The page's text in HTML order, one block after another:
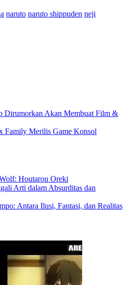
naruto naruto shippuden neji
Dirumorkan Akan Membuat Film &
Family Merilis Game Konsol
Houtarou Oreki
Arti dalam Absurditas dan
Antara Ilusi, Fantasi, dan Realitas